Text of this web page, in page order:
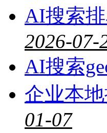
AI搜索
2026-07-
AI搜索
企业本
01-07